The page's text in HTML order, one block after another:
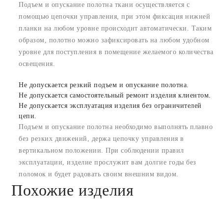
Подъем и опускание полотна ткани осуществляется с
помощью цепочки управления, при этом фиксация нижней
планки на любом уровне происходит автоматически. Таким
образом, полотно можно зафиксировать на любом удобном
уровне для поступления в помещение желаемого количества
освещения.
Не допускается резкий подъем и опускание полотна.
Не допускается самостоятельный ремонт изделия клиентом.
Не допускается эксплуатация изделия без ограничителей
цепи.
Подъем и опускание полотна необходимо выполнять плавно
без резких движений, держа цепочку управления в
вертикальном положении. При соблюдении правил
эксплуатации, изделие прослужит вам долгие годы без
поломок и будет радовать своим внешним видом.
Похожие изделия